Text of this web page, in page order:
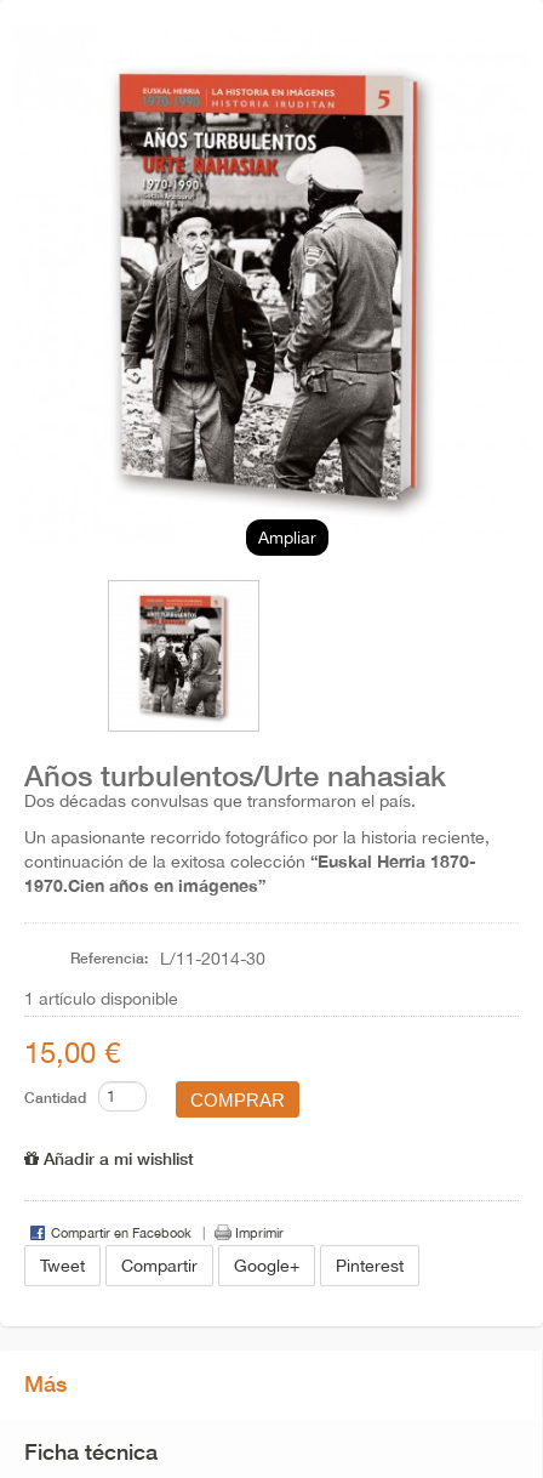
Ampliar
Años turbulentos/Urte nahasiak
Dos décadas convulsas que transformaron el país.
Un apasionante recorrido fotográfico por la historia reciente,
continuación de la exitosa colección “Euskal Herria 1870-
1970.Cien años en imágenes”
Referencia: L/11-2014-30
1 artículo disponible
15,00 €
Cantidad
Añadir a mi wishlist
Compartir en Facebook Imprimir
Tweet Compartir Google+ Pinterest
Más
Ficha técnica